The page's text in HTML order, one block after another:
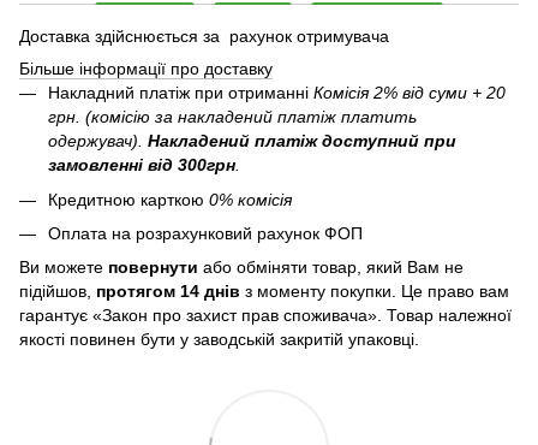
Доставка здійснюється за рахунок отримувача
Більше інформації про доставку
Накладний платіж при отриманні Комісія 2% від суми + 20
грн. (комісію за накладений платіж платить
одержувач). Накладений платіж доступний при
замовленні від 300грн
Кредитною карткою 0% комісія
Оплата на розрахунковий рахунок ФОП
Ви можете повернути або обміняти товар, який Вам не
підійшов, протягом 14 днів з моменту покупки. Це право вам
гарантує «Закон про захист прав споживача». Товар належної
якості повинен бути у заводській закритій упаковці.